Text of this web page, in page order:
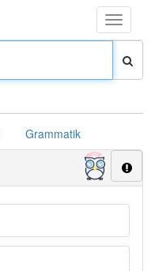
Toggle
Grammatik